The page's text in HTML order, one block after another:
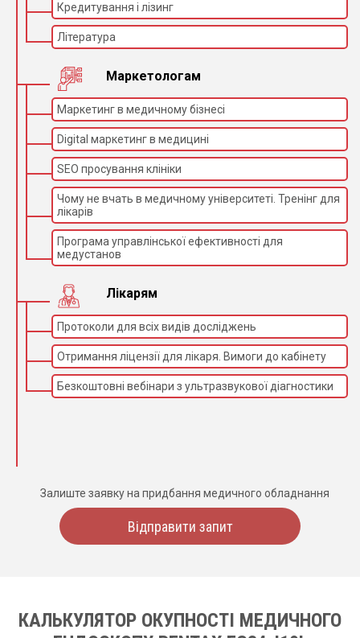
Кредитування і лізинг
Література
Маркетологам
Маркетинг в медичному бізнесі
Digital маркетинг в медицині
SEO просування клініки
Чому не вчать в медичному університеті. Тренінг для
лікарів
Програма управлінської ефективності для
медустанов
Лікарям
Протоколи для всіх видів досліджень
Отримання ліцензії для лікаря. Вимоги до кабінету
Безкоштовні вебінари з ультразвукової діагностики
Залиште заявку на придбання медичного обладнання
Відправити запит
КАЛЬКУЛЯТОР ОКУПНОСТІ МЕДИЧНОГО